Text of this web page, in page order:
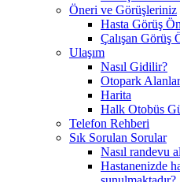
Öneri ve Görüşleriniz
Hasta Görüş
Çalışan Görüş
Ulaşım
Nasıl Gidilir?
Otopark
Harita
Halk Otobüs
Telefon Rehberi
Sık Sorulan Sorular
Nasıl randevu
Hastanenizde